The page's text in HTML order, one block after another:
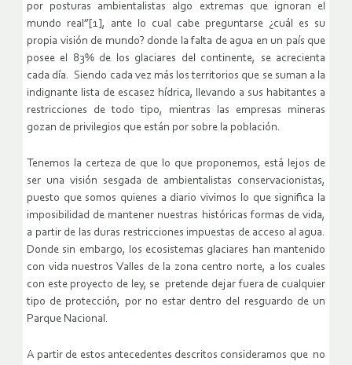
por posturas ambientalistas algo extremas que ignoran el
mundo real”[1], ante lo cual cabe preguntarse ¿cuál es su
propia visión de mundo? donde la falta de agua en un país que
posee el 83% de los glaciares del continente, se acrecienta
cada día. Siendo cada vez más los territorios que se suman a la
indignante lista de escasez hídrica, llevando a sus habitantes a
restricciones de todo tipo, mientras las empresas mineras
gozan de privilegios que están por sobre la población.
Tenemos la certeza de que lo que proponemos, está lejos de
ser una visión sesgada de ambientalistas conservacionistas,
puesto que somos quienes a diario vivimos lo que significa la
imposibilidad de mantener nuestras históricas formas de vida,
a partir de las duras restricciones impuestas de acceso al agua.
Donde sin embargo, los ecosistemas glaciares han mantenido
con vida nuestros Valles de la zona centro norte, a los cuales
con este proyecto de ley, se pretende dejar fuera de cualquier
tipo de protección, por no estar dentro del resguardo de un
Parque Nacional.
A partir de estos antecedentes descritos consideramos que no